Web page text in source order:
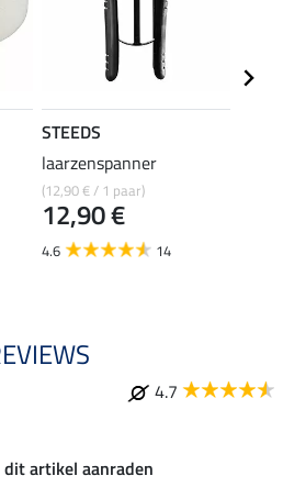
STEEDS
laarzenspanner
(12,90 € / 1 paar)
12,90 €
4.6 14
4.7
artikel aanraden